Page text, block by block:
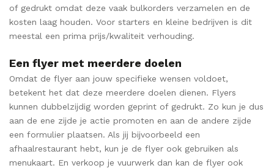
of gedrukt omdat deze vaak bulkorders verzamelen en de
kosten laag houden. Voor starters en kleine bedrijven is dit
meestal een prima prijs/kwaliteit verhouding.
Een flyer met meerdere doelen
Omdat de flyer aan jouw specifieke wensen voldoet,
betekent het dat deze meerdere doelen dienen. Flyers
kunnen dubbelzijdig worden geprint of gedrukt. Zo kun je dus
aan de ene zijde je actie promoten en aan de andere zijde
een formulier plaatsen. Als jij bijvoorbeeld een
afhaalrestaurant hebt, kun je de flyer ook gebruiken als
menukaart. En verkoop je vuurwerk dan kan de flyer ook